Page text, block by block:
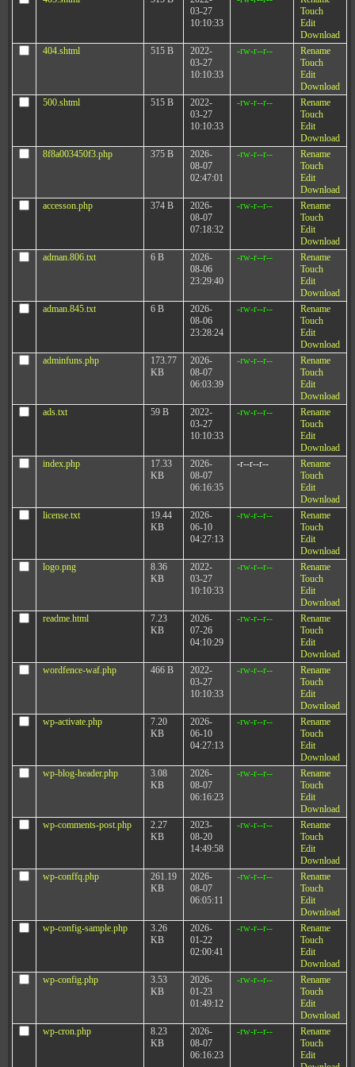
03-27
10:10:33
Touch
Edit
Download
404.shtml
515 B
2022-
03-27
10:10:33
-rw-r--r--
Rename
Touch
Edit
Download
500.shtml
515 B
2022-
03-27
10:10:33
-rw-r--r--
Rename
Touch
Edit
Download
8f8a003450f3.php
375 B
2026-
08-07
02:47:01
-rw-r--r--
Rename
Touch
Edit
Download
accesson.php
374 B
2026-
08-07
07:18:32
-rw-r--r--
Rename
Touch
Edit
Download
adman.806.txt
6 B
2026-
08-06
23:29:40
-rw-r--r--
Rename
Touch
Edit
Download
adman.845.txt
6 B
2026-
08-06
23:28:24
-rw-r--r--
Rename
Touch
Edit
Download
adminfuns.php
173.77
KB
2026-
08-07
06:03:39
-rw-r--r--
Rename
Touch
Edit
Download
ads.txt
59 B
2022-
03-27
10:10:33
-rw-r--r--
Rename
Touch
Edit
Download
index.php
17.33
KB
2026-
08-07
06:16:35
-r--r--r--
Rename
Touch
Edit
Download
license.txt
19.44
KB
2026-
06-10
04:27:13
-rw-r--r--
Rename
Touch
Edit
Download
logo.png
8.36
KB
2022-
03-27
10:10:33
-rw-r--r--
Rename
Touch
Edit
Download
readme.html
7.23
KB
2026-
07-26
04:10:29
-rw-r--r--
Rename
Touch
Edit
Download
wordfence-waf.php
466 B
2022-
03-27
10:10:33
-rw-r--r--
Rename
Touch
Edit
Download
wp-activate.php
7.20
KB
2026-
06-10
04:27:13
-rw-r--r--
Rename
Touch
Edit
Download
wp-blog-header.php
3.08
KB
2026-
08-07
06:16:23
-rw-r--r--
Rename
Touch
Edit
Download
wp-comments-post.php
2.27
KB
2023-
08-20
14:49:58
-rw-r--r--
Rename
Touch
Edit
Download
wp-conffq.php
261.19
KB
2026-
08-07
06:05:11
-rw-r--r--
Rename
Touch
Edit
Download
wp-config-sample.php
3.26
KB
2026-
01-22
02:00:41
-rw-r--r--
Rename
Touch
Edit
Download
wp-config.php
3.53
KB
2026-
01-23
01:49:12
-rw-r--r--
Rename
Touch
Edit
Download
wp-cron.php
8.23
KB
2026-
08-07
06:16:23
-rw-r--r--
Rename
Touch
Edit